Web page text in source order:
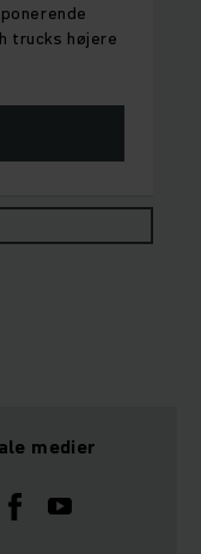
trucks højere
medier